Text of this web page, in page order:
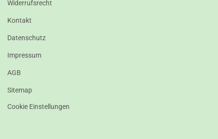
Widerrufsrecht
Kontakt
Datenschutz
Impressum
AGB
Sitemap
Cookie Einstellungen